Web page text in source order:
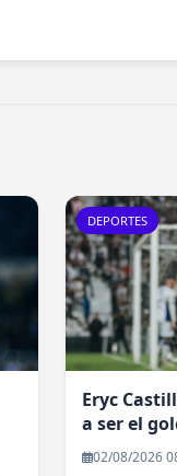
DEPORTES
Eryc
a ser el
02/08/2026